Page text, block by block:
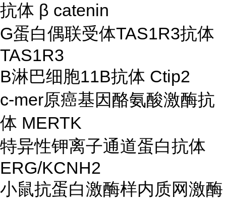
抗体 β catenin
G蛋白偶联受体TAS1R3抗体
TAS1R3
B淋巴细胞11B抗体 Ctip2
c-mer原癌基因酪氨酸激酶抗
体 MERTK
特异性钾离子通道蛋白抗体
ERG/KCNH2
小鼠抗蛋白激酶样内质网激酶